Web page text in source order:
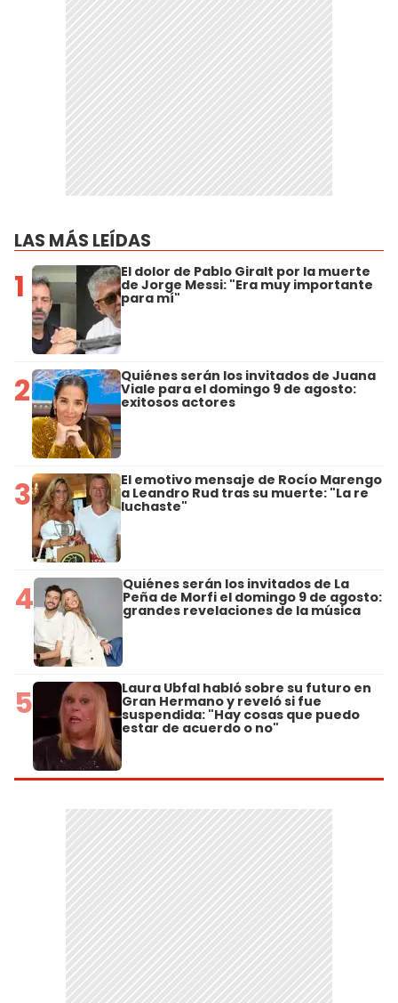
LAS MÁS LEÍDAS
1 El dolor de Pablo Giralt por la muerte
de Jorge Messi: "Era muy importante
para mí"
2 Quiénes serán los invitados de Juana
Viale para el domingo 9 de agosto:
exitosos actores
3 El emotivo mensaje de Rocío Marengo
a Leandro Rud tras su muerte: "La re
luchaste"
4 Quiénes serán los invitados de La
Peña de Morfi el domingo 9 de agosto:
grandes revelaciones de la música
5 Laura Ubfal habló sobre su futuro en
Gran Hermano y reveló si fue
suspendida: "Hay cosas que puedo
estar de acuerdo o no"